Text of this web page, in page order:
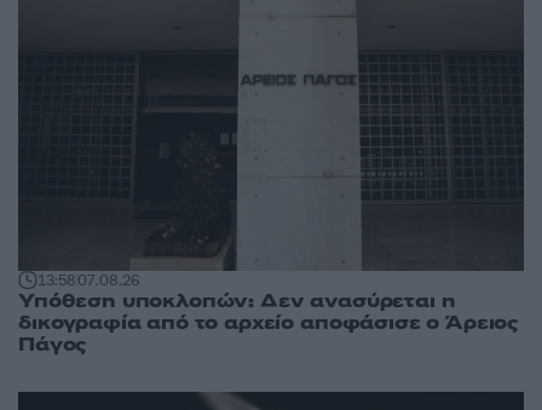
13:5807.08.26
Υπόθεση υποκλοπών: Δεν ανασύρεται η
δικογραφία από το αρχείο αποφάσισε ο Άρειος
Πάγος